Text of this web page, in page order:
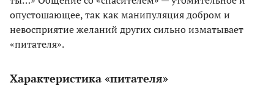
опустошающее, так как манипуляция добром и
невосприятие желаний других сильно изматывает
«питателя».
Характеристика «питателя»